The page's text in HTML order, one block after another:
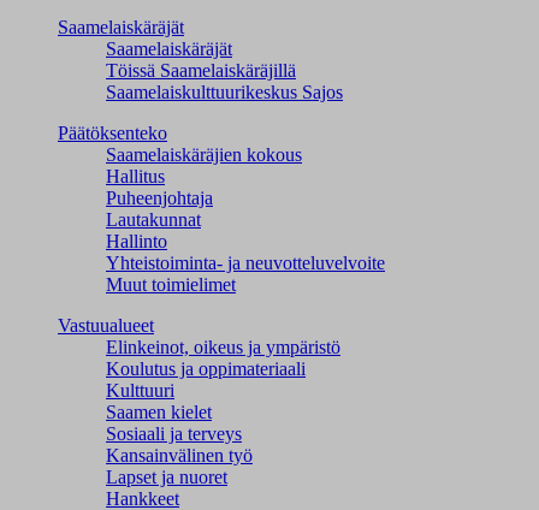
Saamelaiskäräjät
Saamelaiskäräjät
Töissä Saamelaiskäräjillä
Saamelaiskulttuuri­keskus Sajos
Päätöksenteko
Saamelaiskäräjien kokous
Hallitus
Puheenjohtaja
Lautakunnat
Hallinto
Yhteistoiminta- ja neuvotteluvelvoite
Muut toimielimet
Vastuualueet
Elinkeinot, oikeus ja ympäristö
Koulutus ja oppimateriaali
Kulttuuri
Saamen kielet
Sosiaali ja terveys
Kansainvälinen työ
Lapset ja nuoret
Hankkeet